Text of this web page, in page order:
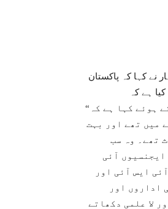
نے کہا کہ پاکستان
ہے کہ
“بہت سارے مسنگ پرسنز قتل کیئے جا چکے ہیں۔ اس نے لاپتا افراد پر الزام لگاتے ہوئے کہا ہے کہ
میں تھے اور بہت
تھے۔ وہ سب
ایجنسیوں آئی
ایس آئی اور
اداروں اور
لا علمی دکھاتے